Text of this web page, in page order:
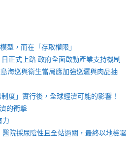
型，而在「存取權限」
正式上路 政府全面啟動產業支持機制
海巡與衛生當局應加強巡邏與肉品抽
度」實行後，全球經濟可能的影響！
的衝擊
力
院採尿陰性且全站過關，最終以地檢署